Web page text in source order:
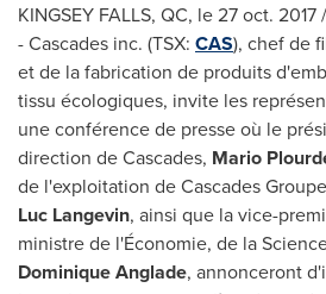
KINGSEY FALLS, QC, le27 oct. 2017
- Cascades inc. (TSX: CAS), chef de
et de la fabrication de produits
tissu écologiques, invite les
une conférence de presse où le
direction de Cascades, Mario
de l'exploitation de Cascades
Luc Langevin, ainsi que la vice-
ministre de l'Économie, de la
Dominique Anglade, annonceront